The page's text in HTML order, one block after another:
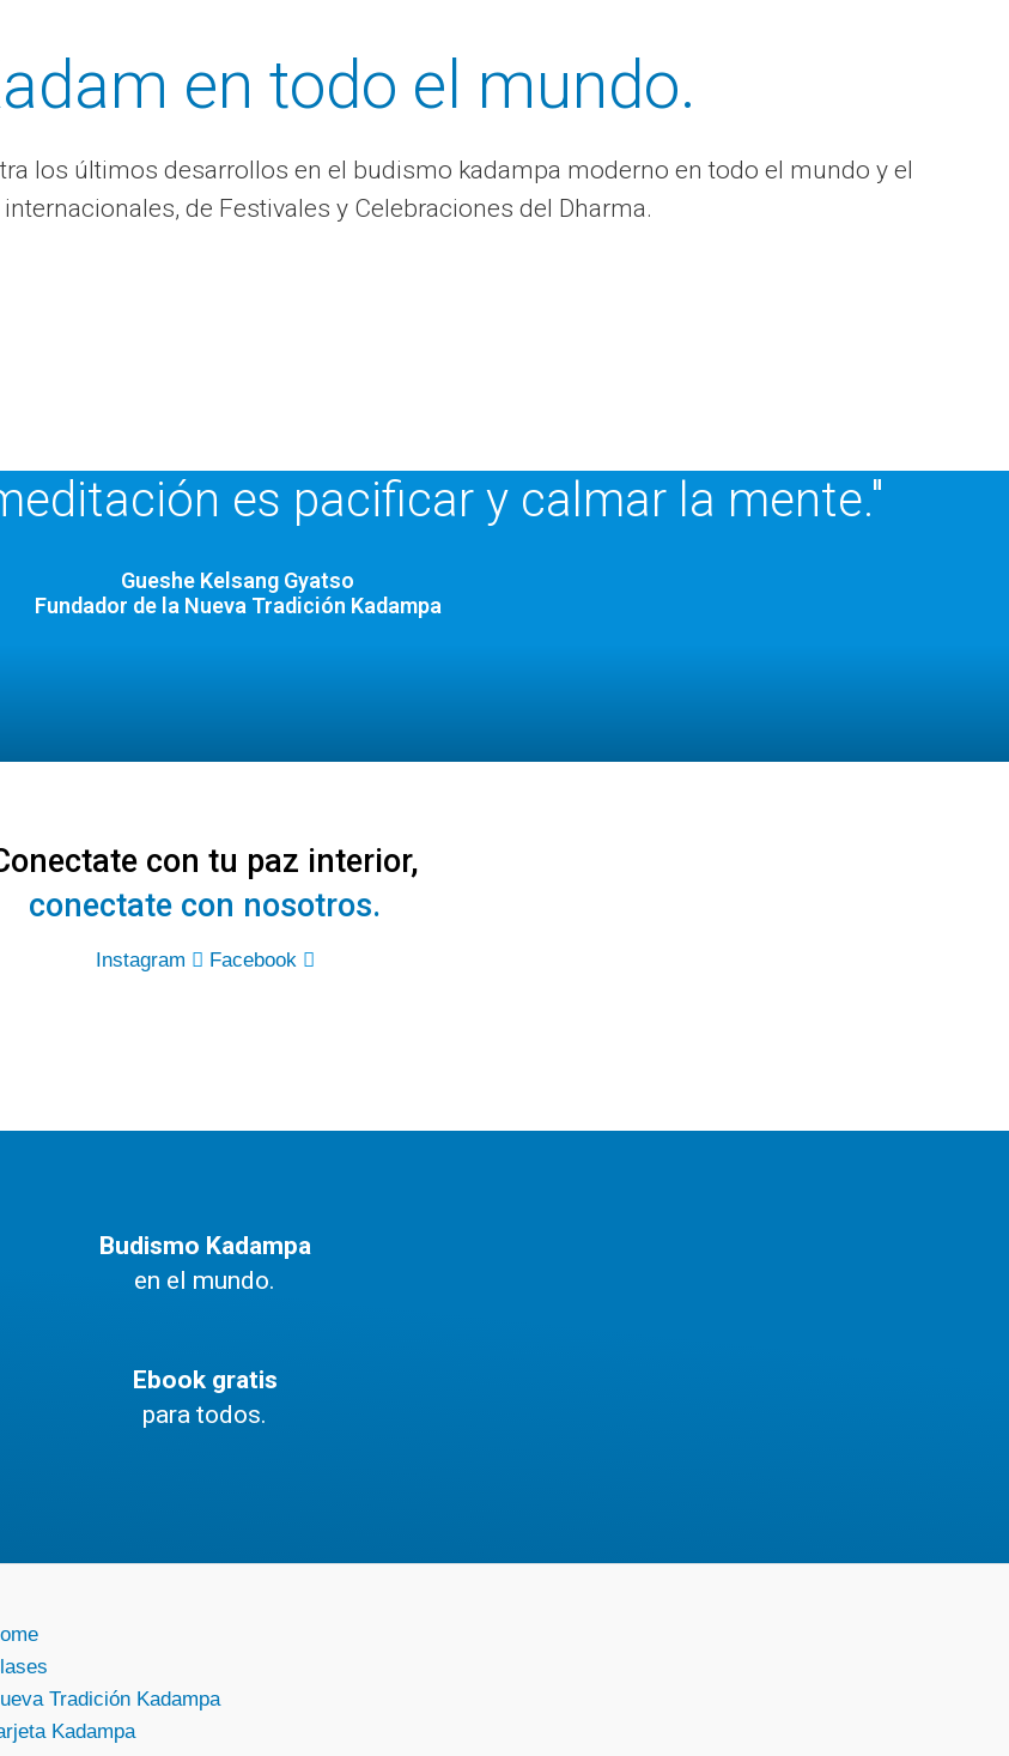
en todo el mundo.
los últimos desarrollos en el budismo kadampa moderno en todo el mundo y el
de Festivales y Celebraciones del Dharma.
es pacificar y calmar la mente."
Gueshe Kelsang Gyatso
Fundador de la Nueva Tradición Kadampa
con tu paz interior,
conectate con nosotros.
Instagram Facebook
Budismo Kadampa
en el mundo.
Ebook gratis
para todos.
Tradición Kadampa
Kadampa